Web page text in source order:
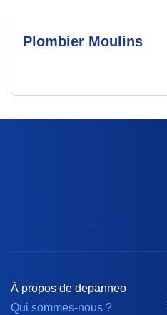
Plombier Moulins
À propos de depanneo
Qui sommes-nous ?